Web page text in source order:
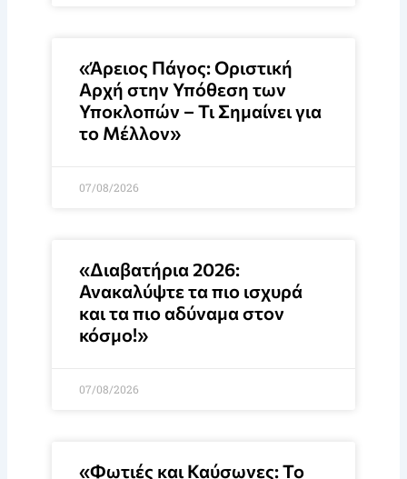
«Άρειος Πάγος: Οριστική
Αρχή στην Υπόθεση των
Υποκλοπών – Τι Σημαίνει για
το Μέλλον»
07/08/2026
«Διαβατήρια 2026:
Ανακαλύψτε τα πιο ισχυρά
και τα πιο αδύναμα στον
κόσμο!»
07/08/2026
«Φωτιές και Καύσωνες: Το